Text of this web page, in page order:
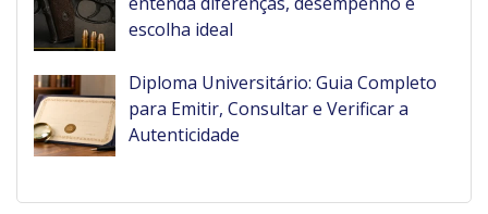
escolha ideal
Diploma Universitário: Guia Completo
para Emitir, Consultar e Verificar a
Autenticidade